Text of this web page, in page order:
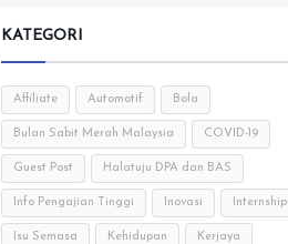
KATEGORI
Affiliate Automotif Bola
Bulan Sabit Merah Malaysia COVID-19
Guest Post Halatuju DPA dan BAS
Info Pengajian Tinggi Inovasi Internship
Isu Semasa Kehidupan Kerjaya